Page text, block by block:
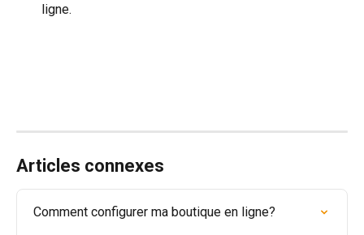
ligne.
Articles connexes
Comment configurer ma boutique en ligne?